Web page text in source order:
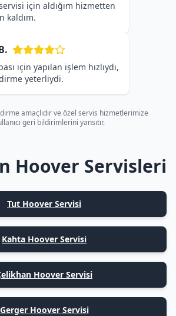
için aldığım hizmetten
kaldım.
için yapılan işlem hızlıydı,
yeterliydi.
amaçlıdır ve özel servis hizmetlerimize
geri bildirimlerini yansıtır.
Hoover Servisleri
Tut Hoover Servisi
Kahta Hoover Servisi
Hoover Servisi
Gerger Hoover Servisi